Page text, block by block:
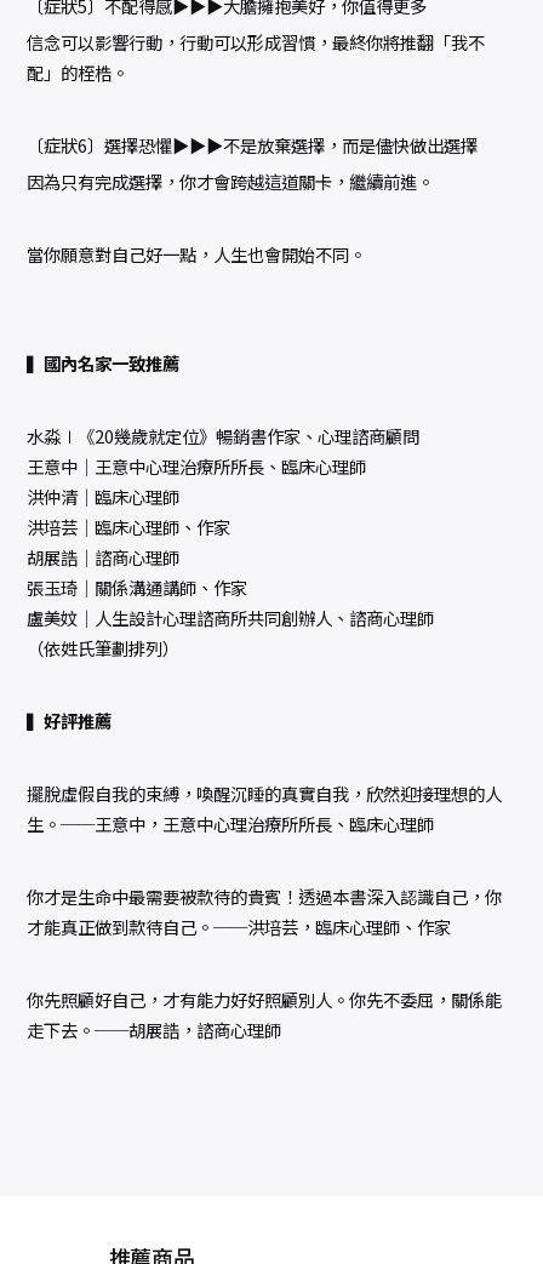
〔症狀5〕不配得感▶▶▶大膽擁抱美好，你值得更多
信念可以影響行動，行動可以形成習慣，最終你將推翻「我不
配」的桎梏。
〔症狀6〕選擇恐懼▶▶▶不是放棄選擇，而是儘快做出選擇
因為只有完成選擇，你才會跨越這道關卡，繼續前進。
當你願意對自己好一點，人生也會開始不同。
▍國內名家一致推薦
水淼∣《20幾歲就定位》暢銷書作家、心理諮商顧問
王意中│王意中心理治療所所長、臨床心理師
洪仲清│臨床心理師
洪培芸│臨床心理師、作家
胡展誥│諮商心理師
張玉琦│關係溝通講師、作家
盧美妏│人生設計心理諮商所共同創辦人、諮商心理師
（依姓氏筆劃排列）
▍好評推薦
擺脫虛假自我的束縛，喚醒沉睡的真實自我，欣然迎接理想的人
生。──王意中，王意中心理治療所所長、臨床心理師
你才是生命中最需要被款待的貴賓！透過本書深入認識自己，你
才能真正做到款待自己。──洪培芸，臨床心理師、作家
你先照顧好自己，才有能力好好照顧別人。你先不委屈，關係能
走下去。──胡展誥，諮商心理師
推薦商品